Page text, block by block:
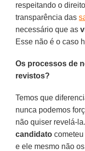
respeitando o
transparência das
necessário que as
Esse não é o caso
Os processos de
revistos?
Temos que
nunca podemos
não quiser revelá-
candidato
e ele mesmo não